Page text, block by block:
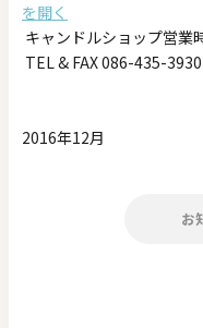
を開く
キャンドルショップ営業
TEL & FAX 086-435-3930
2016年12月
お